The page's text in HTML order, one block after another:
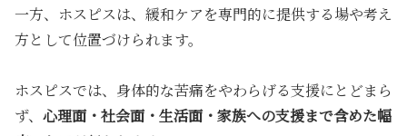
一方、 ホスピスは、緩和ケアを専門的に提供する場や考え
方として位置づけられます。
ホスピスでは、身体的な苦痛をやわらげる支援にとどまら
ず、 心理面・社会面・ 生活面・ 家族への支援まで含めた幅